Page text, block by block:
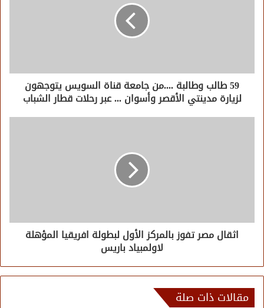
59 طالب وطالبة ....من جامعة قناة السويس يتوجهون
لزيارة مدينتي الأقصر وأسوان ... عبر رحلات قطار الشباب
اثقال مصر تفوز بالمركز الأول لبطولة افريقيا المؤهلة
لاولمبياد باريس
مقالات ذات صلة